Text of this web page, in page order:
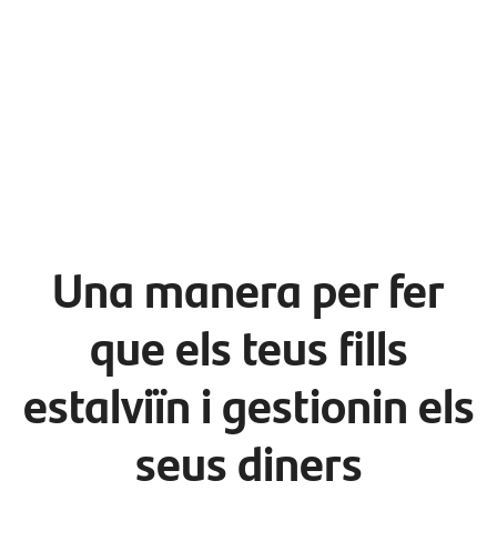
Una manera per fer
que els teus fills
estalviïn i gestionin els
seus diners